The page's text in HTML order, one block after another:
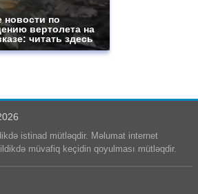
новости по
вертолета на
читать здесь
istinad mütləqdir. Məlumat internet
müvafiq keçidin qoyulması mütləqdir.